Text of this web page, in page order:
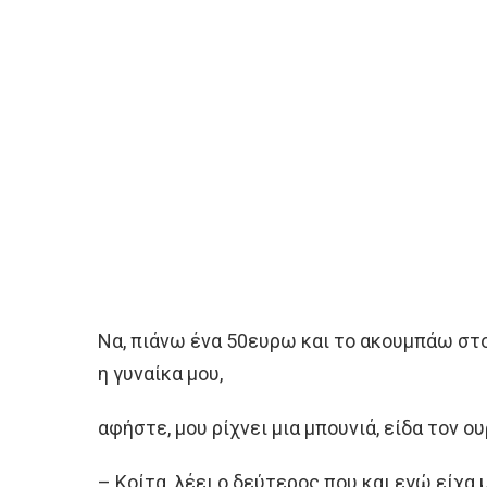
Να, πιάνω ένα 50ευρω και το ακουμπάω
η γυναίκα μου,
αφήστε, μου ρίχνει μια μπουνιά, είδα τον
– Κοίτα, λέει ο δεύτερος που και εγώ είχα